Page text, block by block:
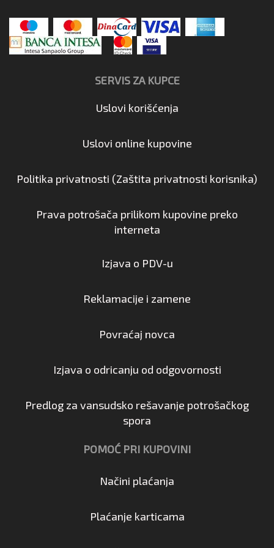
SERVIS ZA KUPCE
Uslovi korišćenja
Uslovi online kupovine
Politika privatnosti (Zaštita privatnosti korisnika)
Prava potrošača prilikom kupovine preko
interneta
Izjava o PDV-u
Reklamacije i zamene
Povraćaj novca
Izjava o odricanju od odgovornosti
Predlog za vansudsko rešavanje potrošačkog
spora
POMOĆ PRI KUPOVINI
Načini plaćanja
Plaćanje karticama